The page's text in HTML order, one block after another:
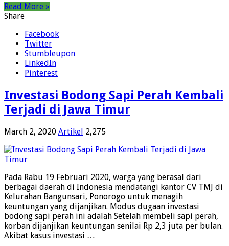
Read More »
Share
Facebook
Twitter
Stumbleupon
LinkedIn
Pinterest
Investasi Bodong Sapi Perah Kembali
Terjadi di Jawa Timur
March 2, 2020 Artikel 2,275
Pada Rabu 19 Februari 2020, warga yang berasal dari
berbagai daerah di Indonesia mendatangi kantor CV TMJ di
Kelurahan Bangunsari, Ponorogo untuk menagih
keuntungan yang dijanjikan. Modus dugaan investasi
bodong sapi perah ini adalah Setelah membeli sapi perah,
korban dijanjikan keuntungan senilai Rp 2,3 juta per bulan.
Akibat kasus investasi …